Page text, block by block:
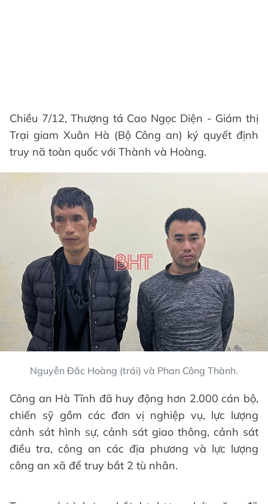
Chiều 7/12, Thượng tá Cao Ngọc Diện - Giám thị
Trại giam Xuân Hà (Bộ Công an) ký quyết định
truy nã toàn quốc với Thành và Hoàng.
Nguyễn Đắc Hoàng (trái) và Phan Công Thành.
Công an Hà Tĩnh đã huy động hơn 2.000 cán bộ,
chiến sỹ gồm các đơn vị nghiệp vụ, lực lượng
cảnh sát hình sự, cảnh sát giao thông, cảnh sát
điều tra, công an các địa phương và lực lượng
công an xã để truy bắt 2 tù nhân.